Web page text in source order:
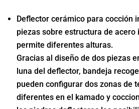
Deflector cerámico para cocción
piezas sobre estructura de acero
permite diferentes alturas.
Gracias al diseño de dos piezas
luna del deflector, bandeja
pueden configurar dos zonas de
diferentes en el kamado y